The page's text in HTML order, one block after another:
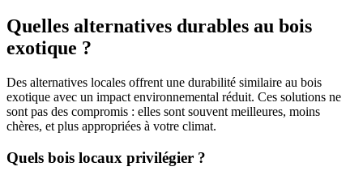
Quelles alternatives durables au bois
exotique ?
Des alternatives locales offrent une durabilité similaire au bois
exotique avec un impact environnemental réduit. Ces solutions ne
sont pas des compromis : elles sont souvent meilleures, moins
chères, et plus appropriées à votre climat.
Quels bois locaux privilégier ?